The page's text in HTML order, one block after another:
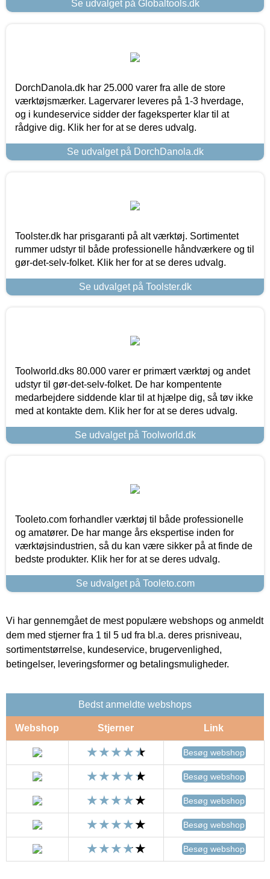
Se udvalget på Globaltools.dk
DorchDanola.dk har 25.000 varer fra alle de store
værktøjsmærker. Lagervarer leveres på 1-3 hverdage,
og i kundeservice sidder der fageksperter klar til at
rådgive dig. Klik her for at se deres udvalg.
Se udvalget på DorchDanola.dk
Toolster.dk har prisgaranti på alt værktøj. Sortimentet
rummer udstyr til både professionelle håndværkere og til
gør-det-selv-folket. Klik her for at se deres udvalg.
Se udvalget på Toolster.dk
Toolworld.dks 80.000 varer er primært værktøj og andet
udstyr til gør-det-selv-folket. De har kompentente
medarbejdere siddende klar til at hjælpe dig, så tøv ikke
med at kontakte dem. Klik her for at se deres udvalg.
Se udvalget på Toolworld.dk
Tooleto.com forhandler værktøj til både professionelle
og amatører. De har mange års ekspertise inden for
værktøjsindustrien, så du kan være sikker på at finde de
bedste produkter. Klik her for at se deres udvalg.
Se udvalget på Tooleto.com
Vi har gennemgået de mest populære webshops og anmeldt
dem med stjerner fra 1 til 5 ud fra bl.a. deres prisniveau,
sortimentstørrelse, kundeservice, brugervenlighed,
betingelser, leveringsformer og betalingsmuligheder.
Bedst anmeldte webshops
Webshop Stjerner Link
Besøg webshop
Besøg webshop
Besøg webshop
Besøg webshop
Besøg webshop